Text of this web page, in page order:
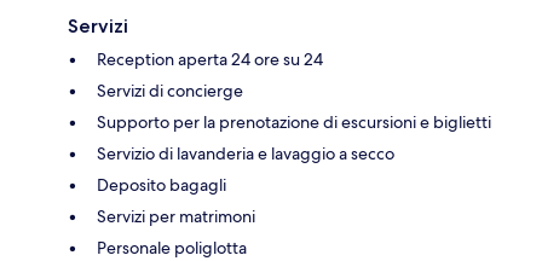
Servizi
Reception aperta 24 ore su 24
Servizi di concierge
Supporto per la prenotazione di escursioni e biglietti
Servizio di lavanderia e lavaggio a secco
Deposito bagagli
Servizi per matrimoni
Personale poliglotta